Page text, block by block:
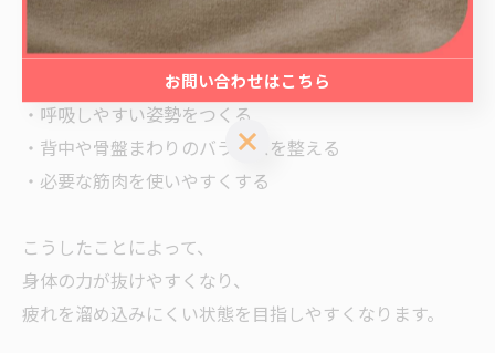
たとえば、
・首や肩まわりの緊張を減らす
・呼吸しやすい姿勢をつくる
・背中や骨盤まわりのバランスを整える
・必要な筋肉を使いやすくする
こうしたことによって、
身体の力が抜けやすくなり、
疲れを溜め込みにくい状態を目指しやすくなります。
お問い合わせはこちら
お問い合わせはこちら